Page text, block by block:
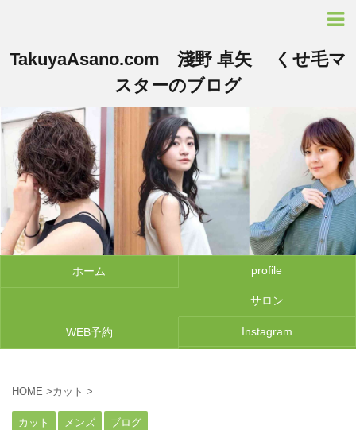
TakuyaAsano.com 淺野 卓矢 くせ毛マ
スターのブログ
ホーム profile
サロン
WEB予約 Instagram
HOME > カット >
カット メンズ ブログ